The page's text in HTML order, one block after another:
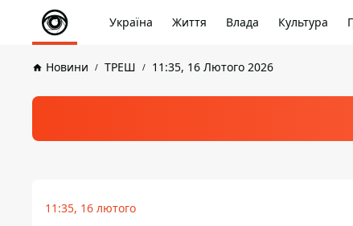
Україна Життя Влада Культура
Новини ТРЕШ 11:35, 16 Лютого 2026
11:35, 16 лютого